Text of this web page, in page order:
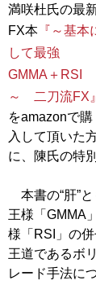
満咲杜氏の最
FX本 『～基本
して最強
GMMA＋RSI
～ 二刀流FX』
をamazonで購
入して頂いた
に、陳氏の特
本書の“肝”
王様「GMMA
様「RSI」の
王道であるボ
レード手法に